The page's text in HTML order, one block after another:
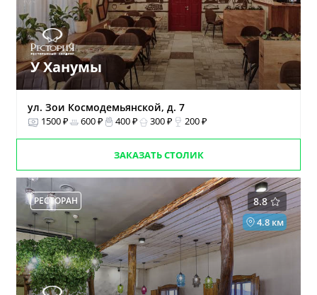
У Ханумы
ул. Зои Космодемьянской, д. 7
1500 ₽ 600 ₽ 400 ₽ 300 ₽ 200 ₽
ЗАКАЗАТЬ СТОЛИК
8.8
РЕСТОРАН
4.8 км